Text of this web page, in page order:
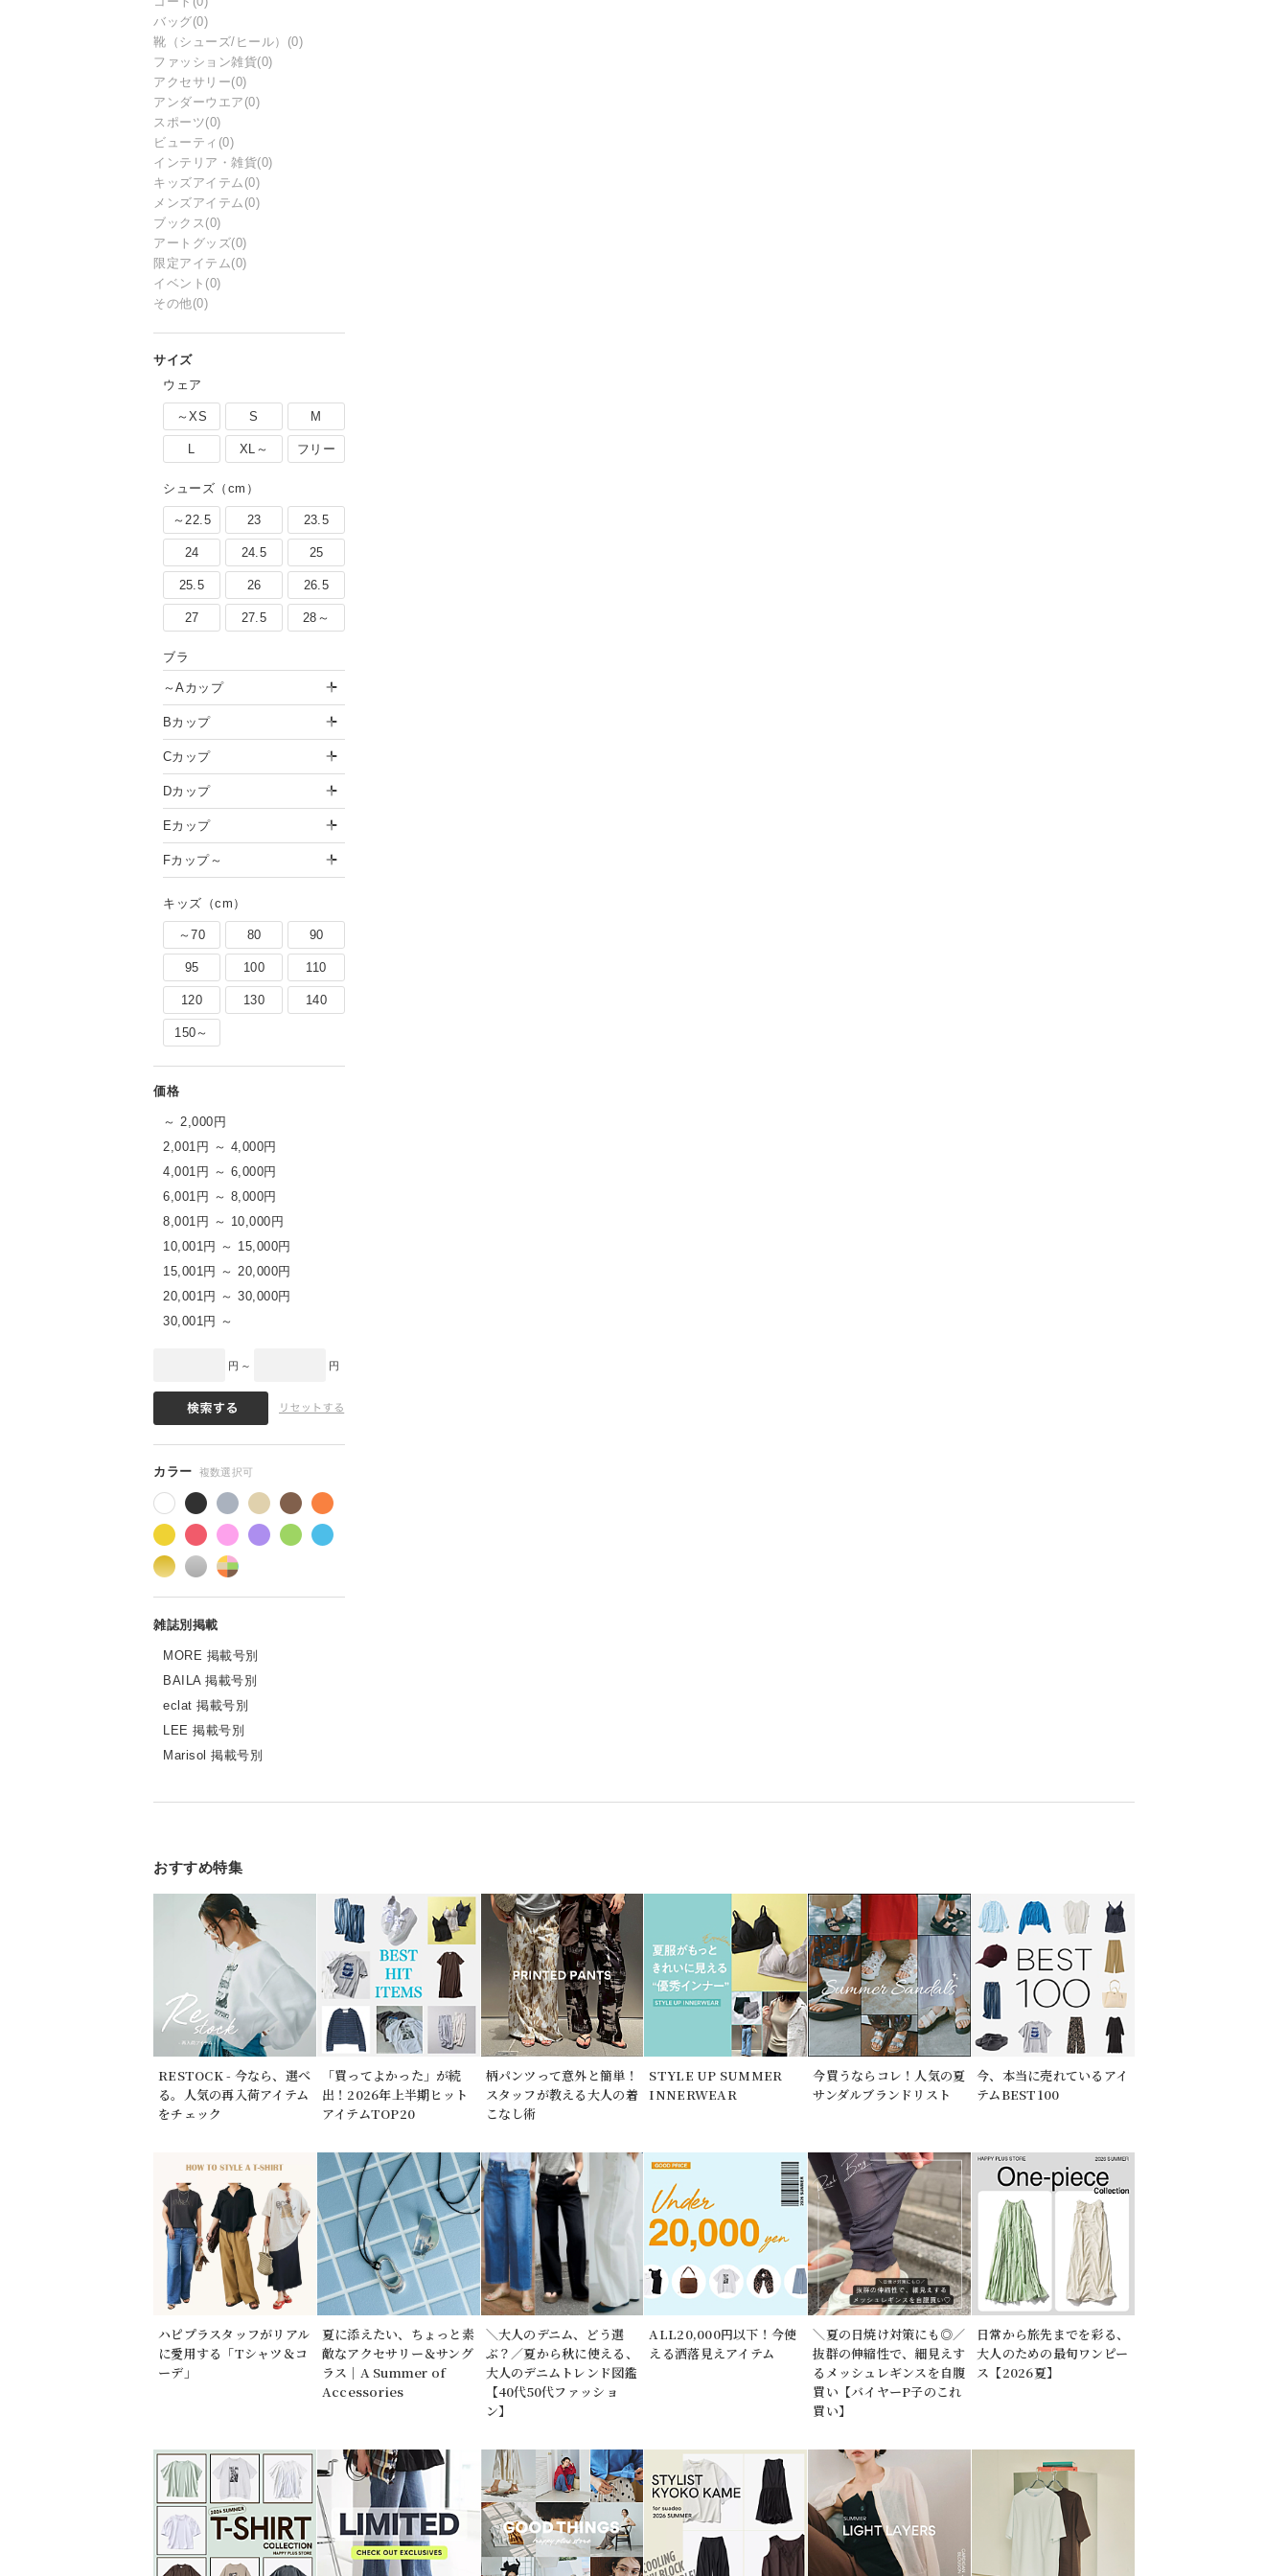
バッグ(0)
靴（シューズ/ヒール） (0)
ファッション雑貨(0)
アクセサリー(0)
アンダーウエア (0)
スポーツ(0)
ビューティ (0)
インテリア・雑貨(0)
キッズアイテム (0)
メンズアイテム (0)
ブックス (0)
アートグッズ(0)
限定アイテム(0)
イベント (0)
その他(0)
ウェア
～XS S M
L XL～ フリー
シューズ（cm）
～22.5 23 23.5
24 24.5 25
25.5 26 26.5
27 27.5 28～
ブラ
～Aカップ
Bカップ
Cカップ
Dカップ
Eカップ
Fカップ～
キッズ（cm）
～70 80 90
95 100 110
120 130 140
150～
～ 2,000円
2,001円 ～ 4,000円
4,001円 ～ 6,000円
6,001円 ～ 8,000円
8,001円 ～ 10,000円
10,001円 ～ 15,000円
15,001円 ～ 20,000円
20,001円 ～ 30,000円
30,001円 ～
円 ～ 円
MORE 掲載号別
BAILA 掲載号別
eclat 掲載号別
LEE 掲載号別
Marisol 掲載号別
おすすめ特集
RESTOCK - 今なら、選べ
る。人気の再入荷アイテム
をチェック
「買ってよかった」が続
出！2026年上半期ヒット
アイテムTOP20
柄パンツって意外と簡単！
スタッフが教える大人の着
こなし術
STYLE UP SUMMER
INNERWEAR
今買うならコレ！人気の夏
サンダルブランドリスト
今、本当に売れているアイ
テムBEST100
ハピプラスタッフがリアル
に愛用する「Tシャツ＆コ
ーデ」
夏に添えたい、ちょっと素
敵なアクセサリー＆サング
ラス｜A Summer of
Accessories
＼大人のデニム、どう選
ぶ？／夏から秋に使える、
大人のデニムトレンド図鑑
【40代50代ファッショ
ン】
ALL20,000円以下！今使
える洒落見えアイテム
＼夏の日焼け対策にも◎／
抜群の伸縮性で、細見えす
るメッシュレギンスを自腹
買い【バイヤーP子のこれ
買い】
日常から旅先までを彩る、
大人のための最旬ワンピー
ス【2026夏】